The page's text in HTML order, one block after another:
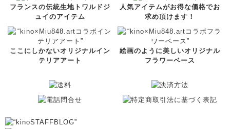
フランスの伝統生地トワルドジ
ュイのアイテム
人気アイテムがお得な価格でお
求め頂けます！
ここにしかないオリジナルイン
テリアアート
絵画のように美しいオリジナル
フラワーベース